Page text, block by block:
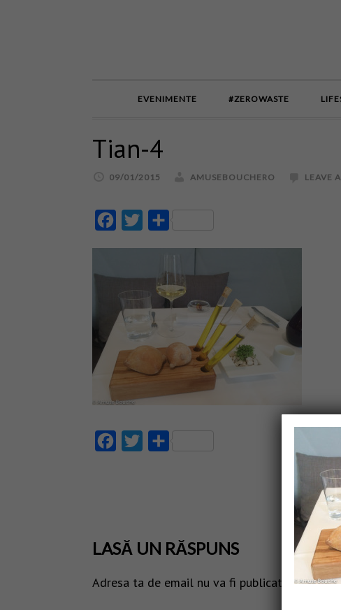
EVENIMENTE #ZEROWASTE
Tian-4
09/01/2015 AMUSEBOUCHERO LEAVE
FacebookTwitter
FacebookTwitter
LASĂ UN RĂSPUNS
Adresa ta de email nu va fi publicată.